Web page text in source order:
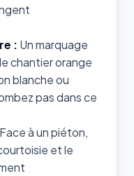
: Un marquage
chantier orange
blanche ou
pas dans ce
Face à un piéton,
et le